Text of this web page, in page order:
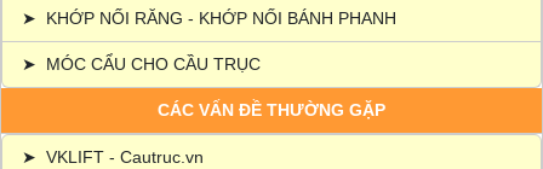
➤ KHỚP NỐI RĂNG - KHỚP NỐI BÁNH PHANH
➤ MÓC CẨU CHO CẦU TRỤC
CÁC VẤN ĐỀ THƯỜNG GẶP
➤ VKLIFT - Cautruc.vn